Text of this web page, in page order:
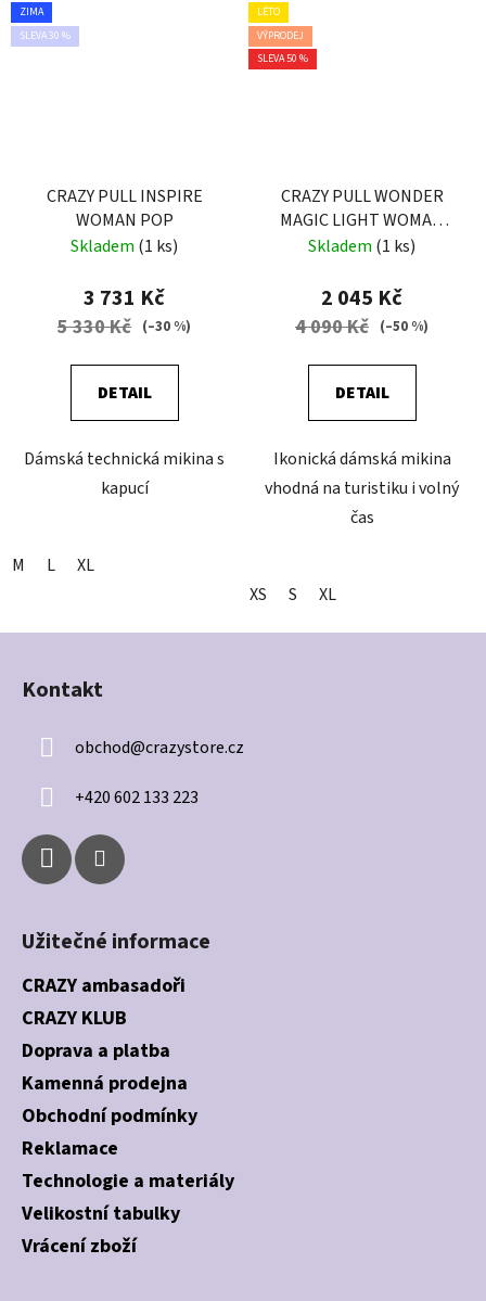
ZIMA
SLEVA 30 %
CRAZY PULL INSPIRE
WOMAN POP
Skladem (1 ks)
3 731 Kč
5 330 Kč (–30 %)
DETAIL
Dámská technická mikina s
kapucí
M L XL
LÉTO
VÝPRODEJ
SLEVA 50 %
CRAZY PULL WONDER
MAGIC LIGHT WOMAN
BANDANA
Skladem (1 ks)
2 045 Kč
4 090 Kč (–50 %)
DETAIL
Ikonická dámská mikina
vhodná na turistiku i volný
čas
XS S XL
Z
Kontakt
obchod@crazystore.cz
+420 602 133 223
Užitečné informace
CRAZY ambasadoři
CRAZY KLUB
Doprava a platba
Kamenná prodejna
Obchodní podmínky
Reklamace
Technologie a materiály
Velikostní tabulky
Vrácení zboží